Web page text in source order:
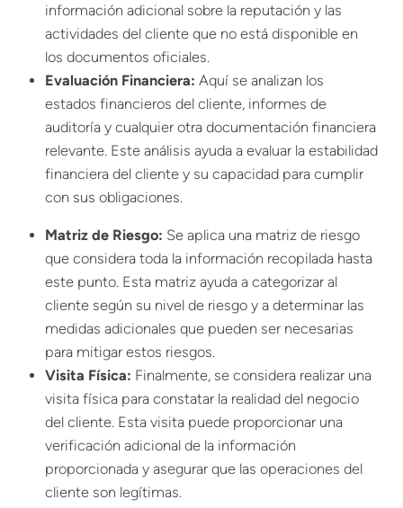
información adicional sobre la reputación y las
actividades del cliente que no está disponible en
los documentos oficiales.
Evaluación Financiera: Aquí se analizan los
estados financieros del cliente, informes de
auditoría y cualquier otra documentación financiera
relevante. Este análisis ayuda a evaluar la estabilidad
financiera del cliente y su capacidad para cumplir
con sus obligaciones.
Matriz de Riesgo: Se aplica una matriz de riesgo
que considera toda la información recopilada hasta
este punto. Esta matriz ayuda a categorizar al
cliente según su nivel de riesgo y a determinar las
medidas adicionales que pueden ser necesarias
para mitigar estos riesgos.
Visita Física: Finalmente, se considera realizar una
visita física para constatar la realidad del negocio
del cliente. Esta visita puede proporcionar una
verificación adicional de la información
proporcionada y asegurar que las operaciones del
cliente son legítimas.